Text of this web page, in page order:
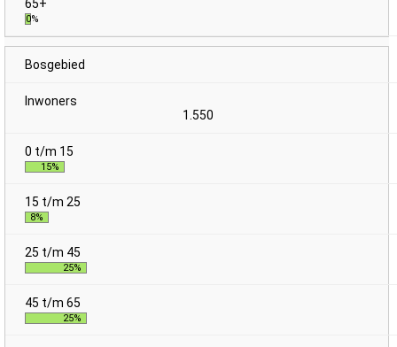
0%
Bosgebied
1.550
15%
8%
25%
25%